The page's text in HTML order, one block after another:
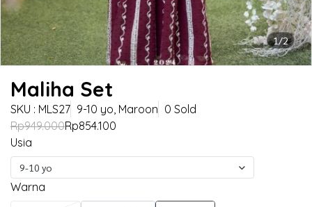
1/2
Maliha Set
SKU : MLS27 9-10 yo, Maroon 0 Sold
Rp949.000Rp854.100
Usia
9-10 yo
Warna